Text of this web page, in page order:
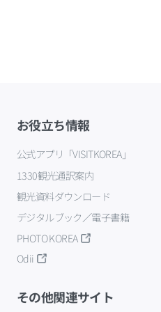
お役立ち情報
公式アプリ「VISITKOREA」
1330観光通訳案内
観光資料ダウンロード
デジタルブック／電子書籍
PHOTO KOREA
Odii
その他関連サイト